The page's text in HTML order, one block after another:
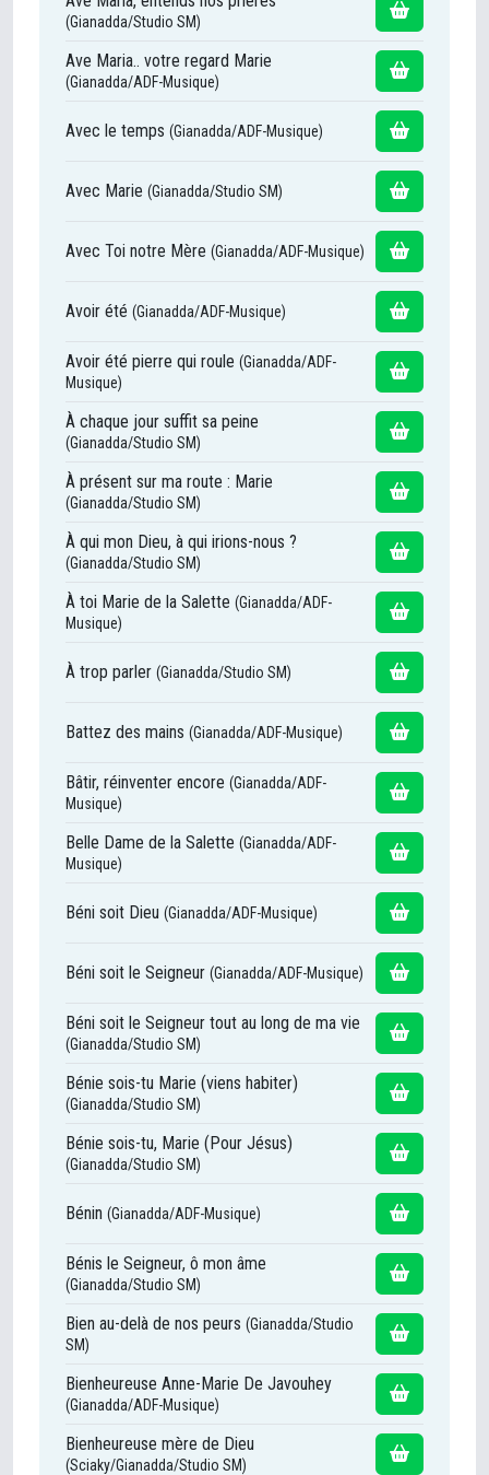
(Gianadda/Studio SM)
Ave Maria.. votre regard Marie
(Gianadda/ADF-Musique)
Avec le temps (Gianadda/ADF-Musique)
Avec Marie (Gianadda/Studio SM)
Avec Toi notre Mère (Gianadda/ADF-Musique)
Avoir été (Gianadda/ADF-Musique)
Avoir été pierre qui roule (Gianadda/ADF-
Musique)
À chaque jour suffit sa peine
(Gianadda/Studio SM)
À présent sur ma route : Marie
(Gianadda/Studio SM)
À qui mon Dieu, à qui irions-nous ?
(Gianadda/Studio SM)
À toi Marie de la Salette (Gianadda/ADF-
Musique)
À trop parler (Gianadda/Studio SM)
Battez des mains (Gianadda/ADF-Musique)
Bâtir, réinventer encore (Gianadda/ADF-
Musique)
Belle Dame de la Salette (Gianadda/ADF-
Musique)
Béni soit Dieu (Gianadda/ADF-Musique)
Béni soit le Seigneur (Gianadda/ADF-Musique)
Béni soit le Seigneur tout au long de ma vie
(Gianadda/Studio SM)
Bénie sois-tu Marie (viens habiter)
(Gianadda/Studio SM)
Bénie sois-tu, Marie (Pour Jésus)
(Gianadda/Studio SM)
Bénin (Gianadda/ADF-Musique)
Bénis le Seigneur, ô mon âme
(Gianadda/Studio SM)
Bien au-delà de nos peurs (Gianadda/Studio
SM)
Bienheureuse Anne-Marie De Javouhey
(Gianadda/ADF-Musique)
Bienheureuse mère de Dieu
(Sciaky/Gianadda/Studio SM)